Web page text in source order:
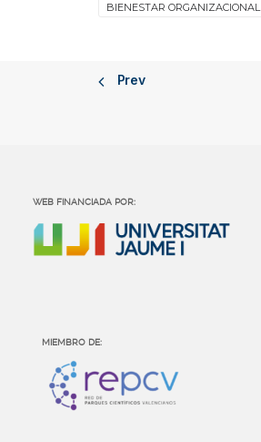
BIENESTAR ORGANIZACIONAL
Prev
WEB FINANCIADA POR:
MIEMBRO DE: